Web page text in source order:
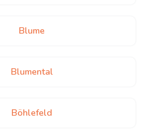
Blume
Blumental
Böhlefeld